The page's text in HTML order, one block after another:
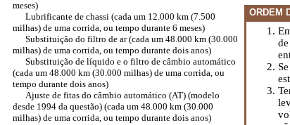
meses)
Lubrificante de chassi (cada um 12.000 km (7.500
milhas) de uma corrida, ou tempo durante 6 meses)
Substituição do filtro de ar (cada um 48.000 km (30.000
milhas) de uma corrida, ou tempo durante dois anos)
Substituição de líquido e o filtro de câmbio automático
(cada um 48.000 km (30.000 milhas) de uma corrida, ou
tempo durante dois anos)
Ajuste de fitas do câmbio automático (AT) (modelo
desde 1994 da questão) (cada um 48.000 km (30.000
milhas) de uma corrida, ou tempo durante dois anos)
ORDEM